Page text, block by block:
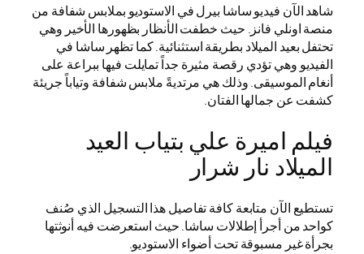
شاهد الآن فيديو ساشا بيرل في الاستوديو بملابس شفافة من
منصة اونلي فانز. حيث خطفت الأنظار بظهورها الأخير وهي
تحتفل بعيد الميلاد بطريقة استثنائية. كما تظهر ساشا في
الفيديو وهي تؤدي رقصة مثيرة جداً تمايلت فيها ببراعة على
أنغام الموسيقى. وذلك هي مرتديةً ملابس شفافة وتياباً جريئة
كشفت عن جمالها الفتان.
فيلم اميرة علي بتياب العيد
الميلاد نار شرار
تستطيع الآن متابعة كافة تفاصيل هذا التسجيل الذي صُنف
كواحد من أجرأ إطلالات ساشا. حيث استعرضت فيه أنوثتها
بجرأة غير مسبوقة تحت أضواء الاستوديو.